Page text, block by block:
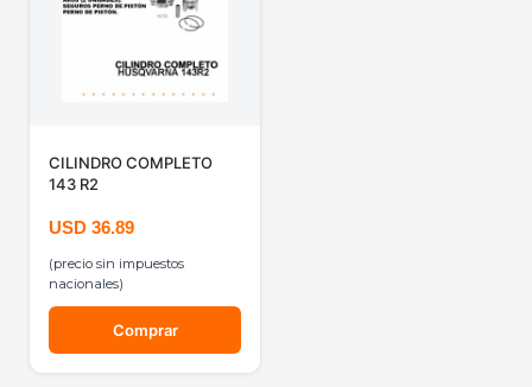
CILINDRO COMPLETO
143 R2
USD 36.89
(precio sin impuestos
nacionales)
Comprar